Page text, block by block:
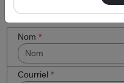
Votre message
Nom *
Courriel *
(obligatoire)